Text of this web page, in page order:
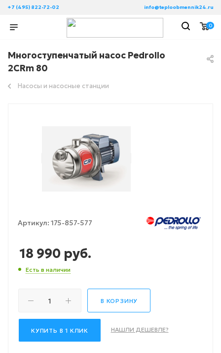
+7 (495) 822-72-02 info@teploobmennik24.ru
0
Многоступенчатый насос Pedrollo
2CRm 80
Насосы и насосные станции
Артикул: 175-857-577
18 990 руб.
Есть в наличии
В КОРЗИНУ
КУПИТЬ В 1 КЛИК НАШЛИ ДЕШЕВЛЕ?